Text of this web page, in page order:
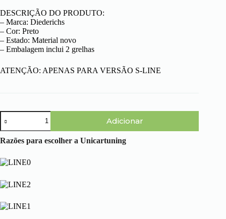
DESCRIÇÃO DO PRODUTO:
– Marca: Diederichs
– Cor: Preto
– Estado: Material novo
– Embalagem inclui 2 grelhas
ATENÇÃO: APENAS PARA VERSÃO S-LINE
Quantidade
de
Audi
A4
Lim/Avant
(00-
-
Faróis
de
Adicionar
Razões para escolher a Unicartuning